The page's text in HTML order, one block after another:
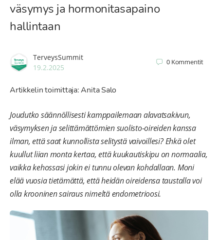
väsymys ja hormonitasapaino
hallintaan
TerveysSummit
19.2.2025
0 Kommentit
Artikkelin toimittaja: Anita Salo
Joudutko säännöllisesti kamppailemaan alavatsakivun,
väsymyksen ja selittämättömien suolisto-oireiden kanssa
ilman, että saat kunnollista selitystä vaivoillesi? Ehkä olet
kuullut liian monta kertaa, että kuukautiskipu on normaalia,
vaikka kehossasi jokin ei tunnu olevan kohdallaan. Moni
elää vuosia tietämättä, että heidän oireidensa taustalla voi
olla krooninen sairaus nimeltä endometrioosi.